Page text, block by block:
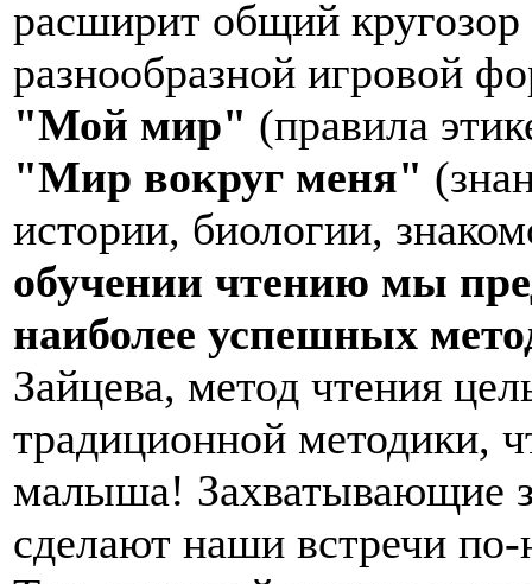
расширит общий
разнообразной игровой
"Мой мир" (правила
"Мир вокруг меня"
истории, биологии,
обучении чтению мы
наиболее успешных
Зайцева, метод чтения
традиционной методики,
малыша! Захватывающие
сделают наши встречи